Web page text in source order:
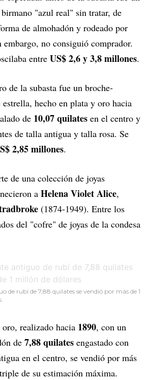
"azul real" sin tratar, de
de almohadón y rodeado por
embargo, no consiguió comprador.
entre US$ 2,6 y 3,8 millones.
de la subasta fue un broche-
hecho en plata y oro hacia
de 10,07 quilates en el centro y
de talla antigua y talla rosa. Se
2,85 millones.
de una colección de joyas
a Helena Violet Alice,
(1874-1949). Entre los
del "cofre" de joyas de la condesa
de rubí de 7,88 quilates se vendió por más de 1
realizado hacia 1890, con un
de 7,88 quilates engastado con
en el centro, se vendió por más
de su estimación máxima.